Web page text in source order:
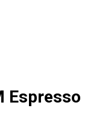
Espresso